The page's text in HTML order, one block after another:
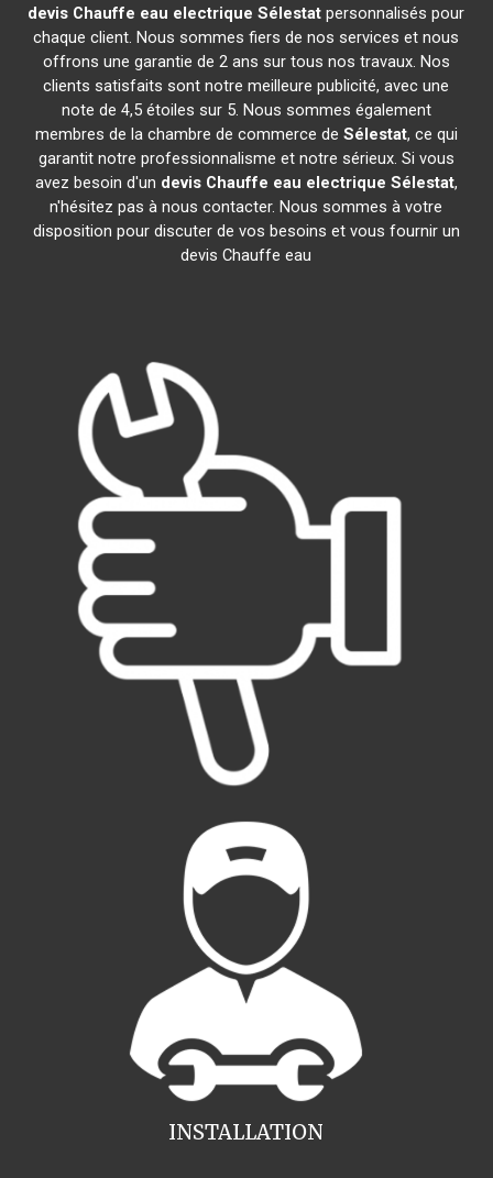
devis Chauffe eau electrique Sélestat personnalisés pour
chaque client. Nous sommes fiers de nos services et nous
offrons une garantie de 2 ans sur tous nos travaux. Nos
clients satisfaits sont notre meilleure publicité, avec une
note de 4,5 étoiles sur 5. Nous sommes également
membres de la chambre de commerce de Sélestat, ce qui
garantit notre professionnalisme et notre sérieux. Si vous
avez besoin d'un devis Chauffe eau electrique Sélestat,
n'hésitez pas à nous contacter. Nous sommes à votre
disposition pour discuter de vos besoins et vous fournir un
devis Chauffe eau
INSTALLATION